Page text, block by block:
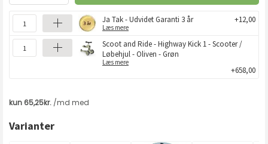
Ja Tak - Udvidet Garanti 3 år
Læs mere
+12,00
Scoot and Ride - Highway Kick 1 - Scooter /
Løbehjul - Oliven - Grøn
Læs mere
+658,00
Varianter